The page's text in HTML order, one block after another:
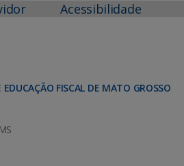
Acessibilidade
FISCAL DE MATO GROSSO